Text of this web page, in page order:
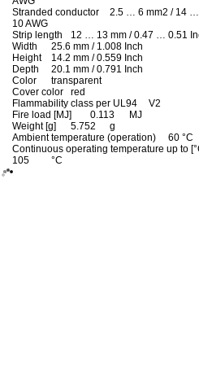
Stranded conductor  	2.5 … 6 mm2 / 14 …
10 AWG
Strip length  	12 … 13 mm / 0.47 … 0.51 Inch
Width  	25.6 mm / 1.008 Inch
Height  	14.2 mm / 0.559 Inch
Depth  	20.1 mm / 0.791 Inch
Color  	transparent
Cover color  	red
Flammability class per UL94  	V2
Fire load [MJ]  	0.113  	MJ
Weight [g]  	5.752  	g
Ambient temperature (operation)  	60 °C
Continuous operating temperature up to